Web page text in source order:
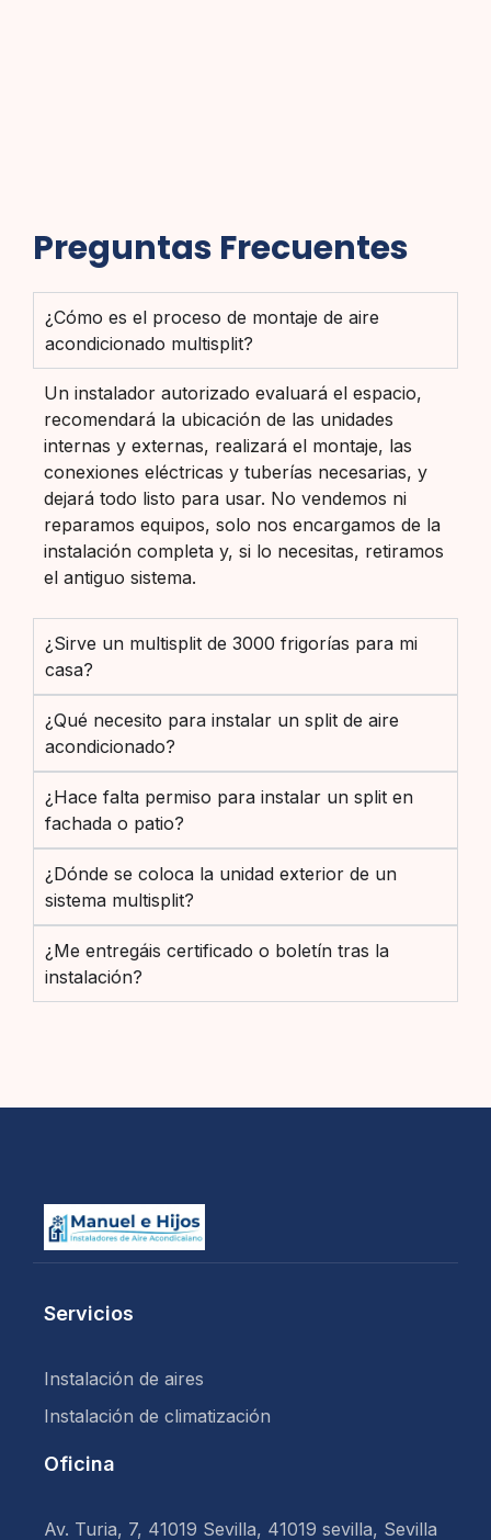
Preguntas Frecuentes
¿Cómo es el proceso de montaje de aire
acondicionado multisplit?
Un instalador autorizado evaluará el espacio,
recomendará la ubicación de las unidades
internas y externas, realizará el montaje, las
conexiones eléctricas y tuberías necesarias, y
dejará todo listo para usar. No vendemos ni
reparamos equipos, solo nos encargamos de la
instalación completa y, si lo necesitas, retiramos
el antiguo sistema.
¿Sirve un multisplit de 3000 frigorías para mi
casa?
¿Qué necesito para instalar un split de aire
acondicionado?
¿Hace falta permiso para instalar un split en
fachada o patio?
¿Dónde se coloca la unidad exterior de un
sistema multisplit?
¿Me entregáis certificado o boletín tras la
instalación?
Servicios
Instalación de aires
Instalación de climatización
Oficina
Av. Turia, 7, 41019 Sevilla, 41019 sevilla, Sevilla